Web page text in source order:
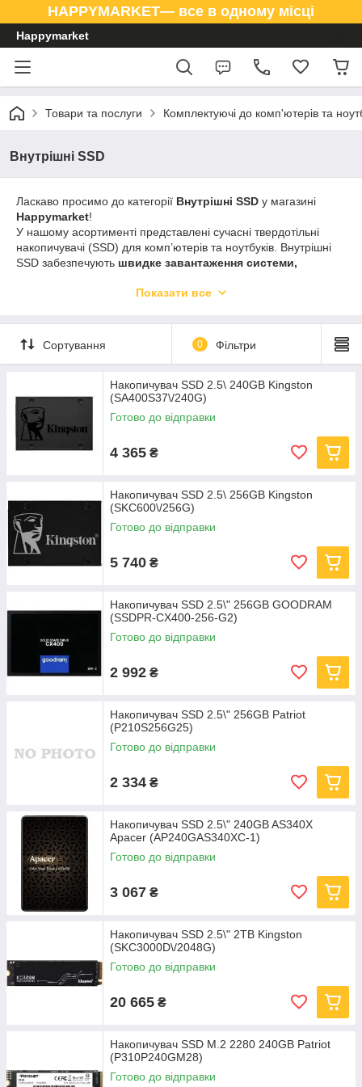
HAPPYMARKET— все в одному місці
Happymarket
Товари та послуги Комплектуючі до комп'ютерів та
Внутрішні SSD
Ласкаво просимо до категорії Внутрішні SSD у магазині
Happymarket!
У нашому асортименті представлені сучасні твердотільні
накопичувачі (SSD) для комп’ютерів та ноутбуків. Внутрішні
SSD забезпечують швидке завантаження системи,
ПК. Ми пропонуємо моделі від провідних виробників з
продовжують термін служби вашої техніки та роблять роботу
комп’ютера максимально швидкою та стабільною.
Показати все
Сортування 0 Фільтри
Накопичувач SSD 2.5\ 240GB Kingston
(SA400S37\/240G)
Готово до відправки
4 365 ₴
Накопичувач SSD 2.5\ 256GB Kingston
(SKC600\/256G)
Готово до відправки
5 740 ₴
Накопичувач SSD 2.5\" 256GB GOODRAM
(SSDPR-CX400-256-G2)
Готово до відправки
2 992 ₴
Накопичувач SSD 2.5\" 256GB Patriot
(P210S256G25)
Готово до відправки
2 334 ₴
Накопичувач SSD 2.5\" 240GB AS340X
Apacer (AP240GAS340XC-1)
Готово до відправки
3 067 ₴
Накопичувач SSD 2.5\" 2TB Kingston
(SKC3000D\/2048G)
Готово до відправки
20 665 ₴
Накопичувач SSD M.2 2280 240GB Patriot
(P310P240GM28)
Готово до відправки